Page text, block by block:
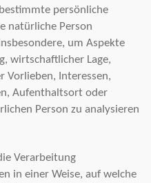
persönliche
natürliche Person
um Aspekte
wirtschaftlicher Lage,
Vorlieben, Interessen,
Aufenthaltsort oder
Person zu analysieren
Verarbeitung
in einer Weise, auf welche